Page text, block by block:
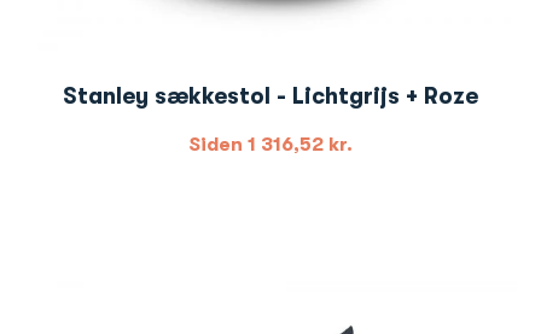
Stanley sækkestol - Lichtgrijs + Roze
Siden 1 316,52 kr.